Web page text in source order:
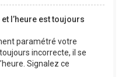
l’heure est toujours
paramétré votre
incorrecte, il se
Signalez ce